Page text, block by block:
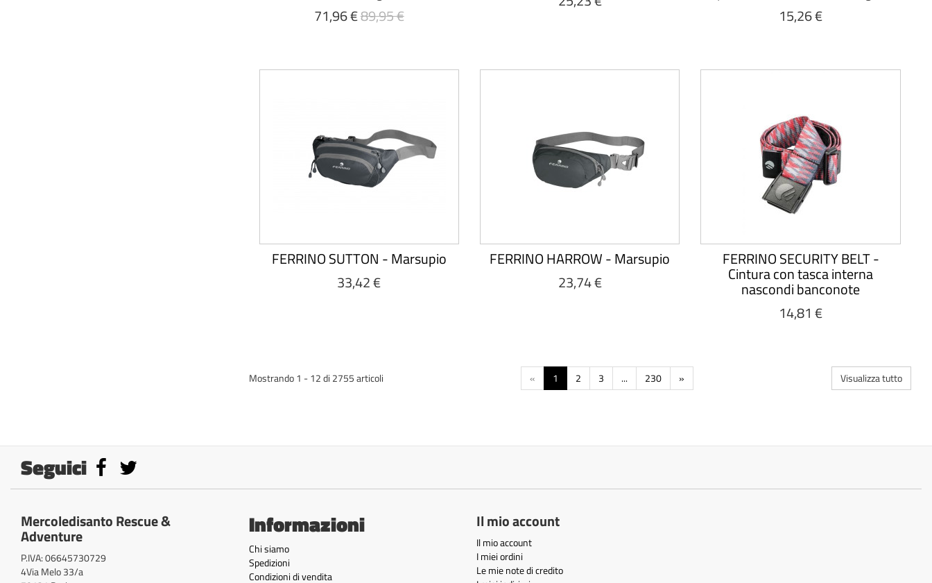
71,96 €89,95 € 15,26 €
FERRINO SUTTON - Marsupio
33,42 €
FERRINO HARROW - Marsupio
23,74 €
FERRINO SECURITY BELT -
Cintura con tasca interna
nascondi banconote
14,81 €
« 1 2 3 ... 230 » Visualizza tutto
Mostrando 1 - 12 di 2755 articoli
Seguici
Mercoledisanto Rescue &
Adventure
P.IVA: 06645730729
4Via Melo 33/a
Informazioni
Chi siamo
Spedizioni
Condizioni di vendita
Il mio account
Il mio account
I miei ordini
Le mie note di credito